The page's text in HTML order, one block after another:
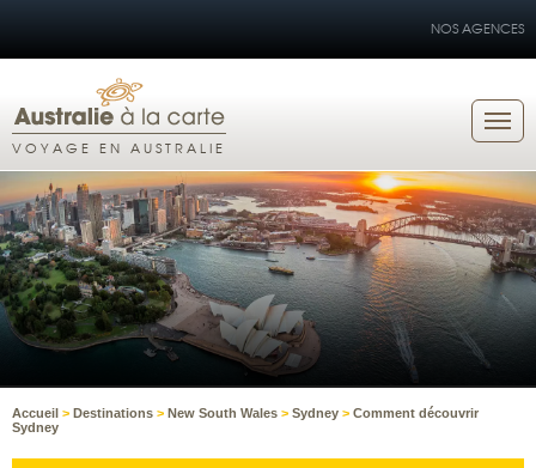
NOS AGENCES
VOYAGE EN AUSTRALIE
Accueil > Destinations > New South Wales > Sydney > Comment découvrir
Sydney